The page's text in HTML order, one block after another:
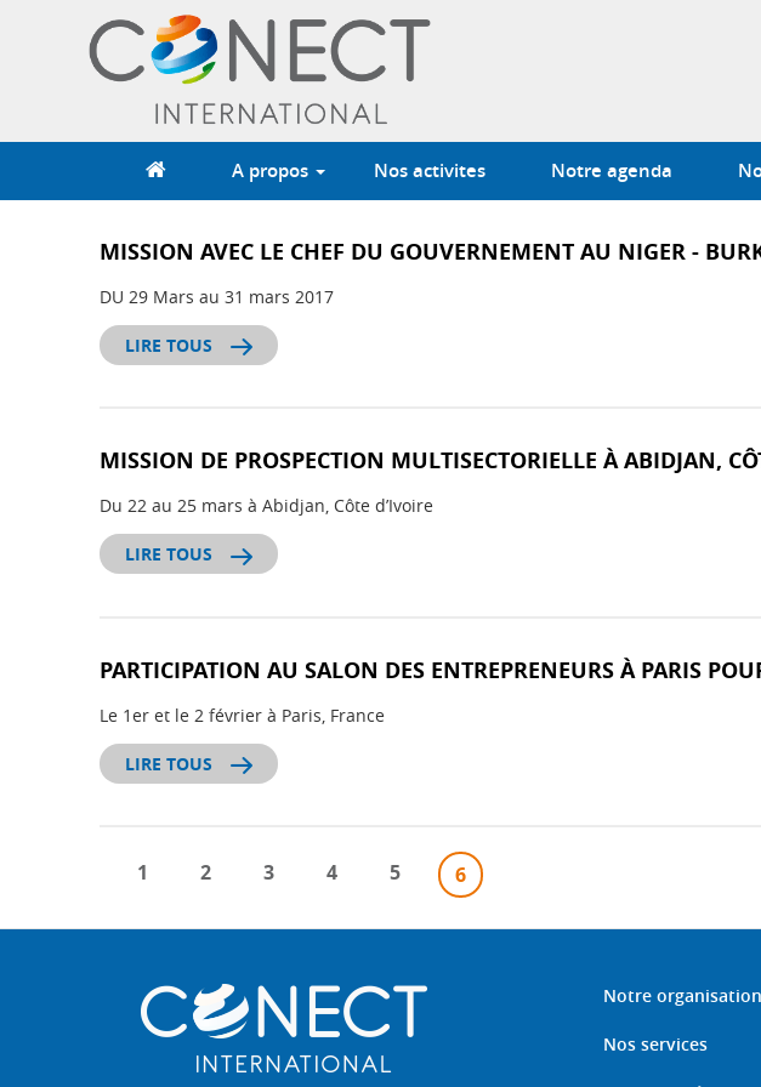
A propos Nos activites Notre agenda
MISSION AVEC LE CHEF DU GOUVERNEMENT AU NIGER -
DU 29 Mars au 31 mars 2017
LIRE TOUS
MISSION DE PROSPECTION MULTISECTORIELLE À ABIDJAN,
Du 22 au 25 mars à Abidjan, Côte d’Ivoire
LIRE TOUS
PARTICIPATION AU SALON DES ENTREPRENEURS À PARIS
Le 1er et le 2 février à Paris, France
LIRE TOUS
1 2 3 4 5 6
Notre organisation
Nos services